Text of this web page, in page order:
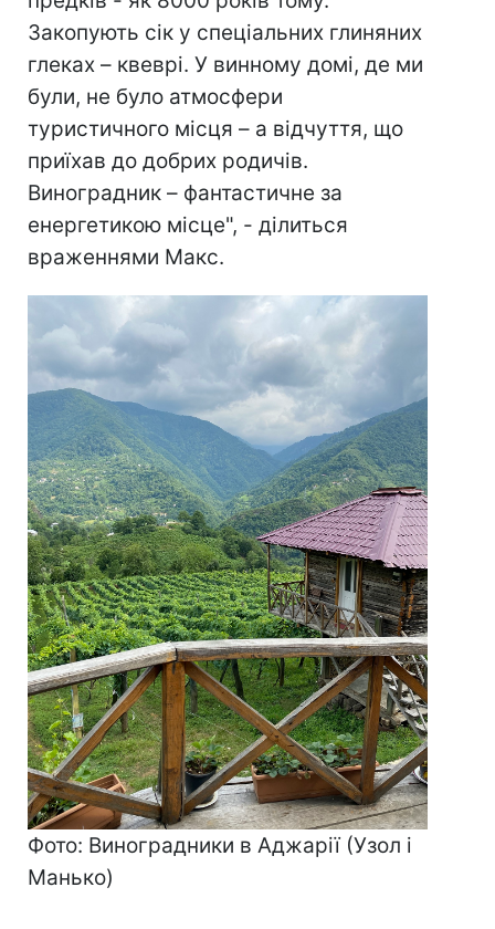
Закопують сік у спеціальних глиняних
глеках – квеврі. У винному домі, де ми
були, не було атмосфери
туристичного місця – а відчуття, що
приїхав до добрих родичів.
Виноградник – фантастичне за
енергетикою місце", - ділиться
враженнями Макс.
Фото: Виноградники в Аджарії (Узол і
Манько)